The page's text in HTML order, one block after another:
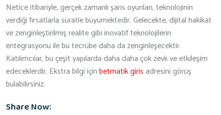
Netice itibariyle, gerçek zamanlı şans oyunları, teknolojinin
verdiği fırsatlarla süratle büyümektedir. Gelecekte, dijital hakikat
ve zenginleştirilmiş realite gibi inovatif teknolojilerin
entegrasyonu ile bu tecrübe daha da zenginleşecektir.
Katılımcılar, bu çeşit yapılarda daha daha çok zevk ve etkileşim
edeceklerdir. Ekstra bilgi içinbetmatik girisadresini görüş
bulabilirsiniz.
Share Now: